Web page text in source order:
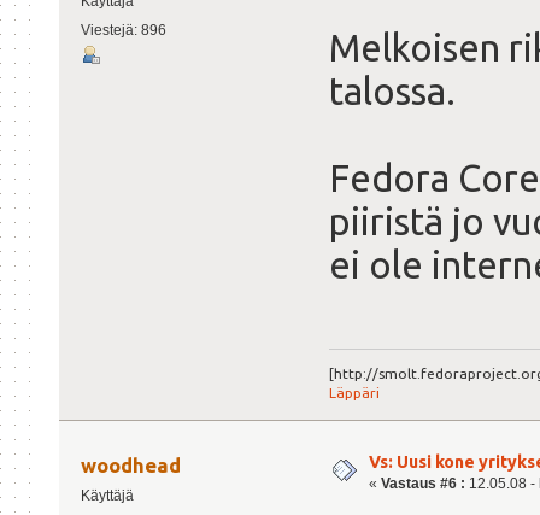
Viestejä: 896
Melkoisen
talossa.
Fedora
piiristä jo
ei ole
[http://
Läppäri
woodhead
Käyttäjä
Vs: Uusi kone
« Vastaus #6 : 12.05.08 -